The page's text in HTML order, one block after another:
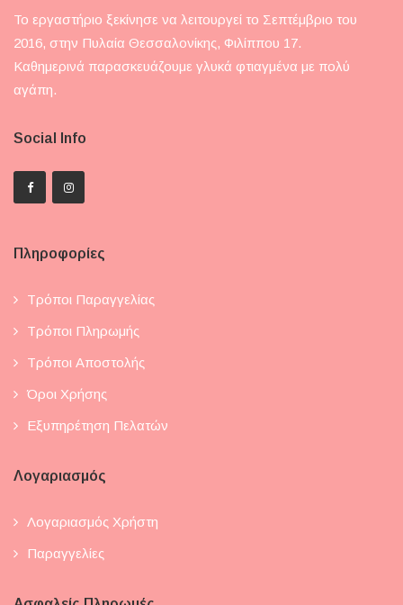
Cakes
Cakes Με Ζαχαρόπαστα
Signature Cakes
Simple Cakes
Εποχιακά Cakes
Christmas Party
Easter Party Cakes
Love Cakes
Cakesicles
Christmas Cakesicles
Το εργαστήριο ξεκίνησε να λειτουργεί το Σεπτέμβριο του
2016, στην Πυλαία Θεσσαλονίκης, Φιλίππου 17.
Καθημερινά παρασκευάζουμε γλυκά φτιαγμένα με πολύ
αγάπη.
Social Info
Πληροφορίες
Τρόποι Παραγγελίας
Τρόποι Πληρωμής
Τρόποι Αποστολής
Όροι Χρήσης
Εξυπηρέτηση Πελατών
Λογαριασμός
Λογαριασμός Χρήστη
Παραγγελίες